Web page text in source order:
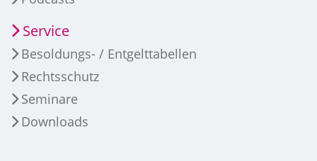
Service
Besoldungs- / Entgelttabellen
Rechtsschutz
Seminare
Downloads